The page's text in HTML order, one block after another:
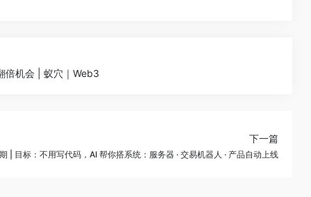
倍机会 | 蚁穴｜Web3
下一篇
| 目标：不用写代码，AI 帮你搭系统：服务器 · 交易机器人 · 产品自动上线